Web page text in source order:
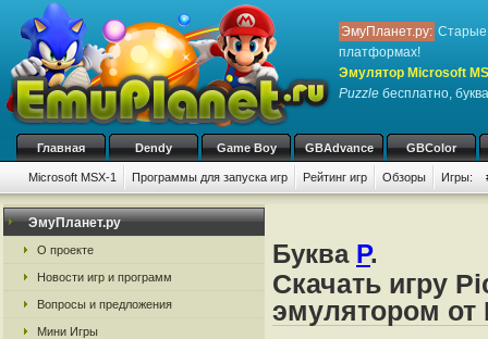
ЭмуПланет.ру: Старые
платформах!
Эмулятор Microsoft
Puzzle бесплатно,
Главная Dendy Game Boy GBAdvance GBColor
Microsoft MSX-1 Программы для запуска игр Рейтинг игр Обзоры Игры:
ЭмуПланет.ру
О проекте
Новости игр и программ
Вопросы и предложения
Мини Игры
Буква P.
Скачать игру
эмулятором от